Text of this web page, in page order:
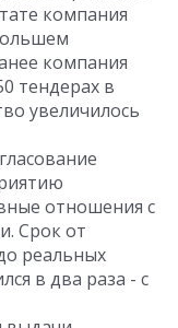
компания
компания
тендерах в
увеличилось
отношения с
Срок от
реальных
в два раза - с